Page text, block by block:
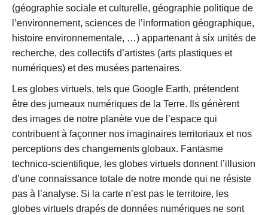
(géographie sociale et culturelle, géographie politique de
l’environnement, sciences de l’information géographique,
histoire environnementale, …) appartenant à six unités de
recherche, des collectifs d’artistes (arts plastiques et
numériques) et des musées partenaires.
Les globes virtuels, tels que Google Earth, prétendent
être des jumeaux numériques de la Terre. Ils génèrent
des images de notre planète vue de l’espace qui
contribuent à façonner nos imaginaires territoriaux et nos
perceptions des changements globaux. Fantasme
technico-scientifique, les globes virtuels donnent l’illusion
d’une connaissance totale de notre monde qui ne résiste
pas à l’analyse. Si la carte n’est pas le territoire, les
globes virtuels drapés de données numériques ne sont